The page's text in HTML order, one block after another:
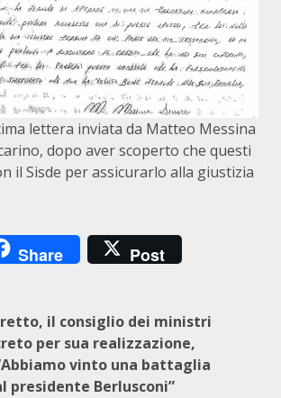
lettera inviata da Matteo Messina
dopo aver scoperto che questi
il Sisde per assicurarlo alla giustizia
Share Post
il consiglio dei ministri
per sua realizzazione,
vinto una battaglia
presidente Berlusconi”